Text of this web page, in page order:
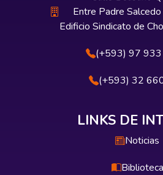
Entre Padre
Edificio Sindicato de
(+593) 97
(+593) 32
LINKS DE
Noticias
Biblioteca